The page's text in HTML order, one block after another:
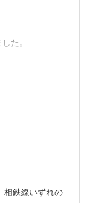
フの対応を重
際にスタッフ
とは、とても
た。
す。
用したことが
できるかと思
相鉄線いずれの